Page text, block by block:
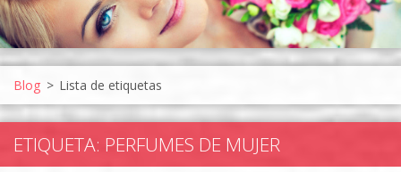
Blog > Lista de etiquetas
ETIQUETA: PERFUMES DE MUJER